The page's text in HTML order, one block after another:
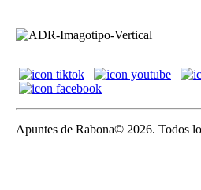
Apuntes de Rabona© 2026. Todos